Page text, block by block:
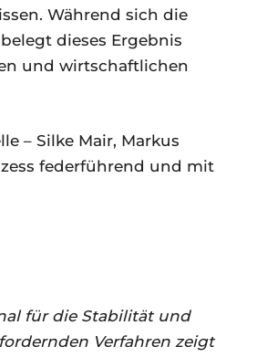
Während sich die
dieses Ergebnis
und wirtschaftlichen
– Silke Mair, Markus
federführend und mit
für die Stabilität und
Verfahren zeigt